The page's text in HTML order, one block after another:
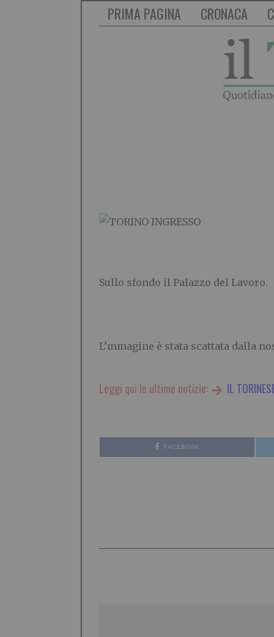
PRIMA PAGINA CRONACA
Sullo sfondo il Palazzo del Lavoro.
L’mmagine è stata scattata dalla
Leggi qui le ultime notizie: IL
FACEBOOK